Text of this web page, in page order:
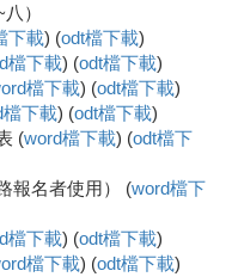
）
下載) (odt檔下載)
檔下載) (odt檔下載)
檔下載) (odt檔下載)
檔下載) (odt檔下載)
(word檔下載) (odt檔下
報名者使用） (word檔下
檔下載) (odt檔下載)
檔下載) (odt檔下載)